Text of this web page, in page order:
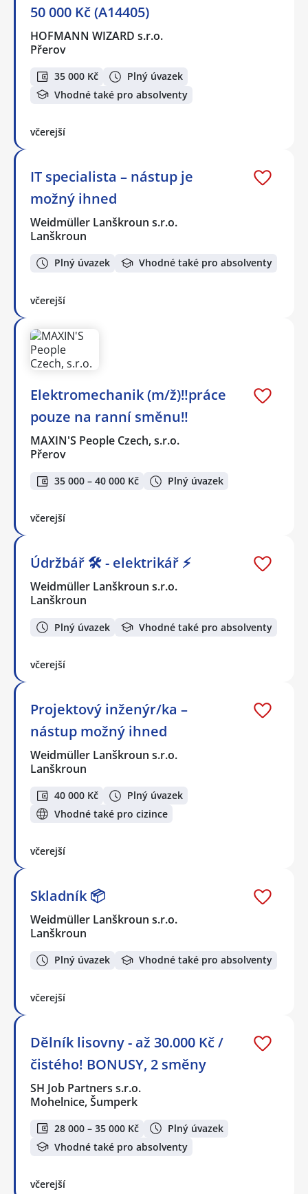
50 000 Kč (A14405)
HOFMANN WIZARD s.r.o.
Přerov
35 000 Kč
Plný úvazek
Vhodné také pro absolventy
včerejší
IT specialista – nástup je
možný ihned
Weidmüller Lanškroun s.r.o.
Lanškroun
Plný úvazek Vhodné také pro absolventy
včerejší
Elektromechanik (m/ž)‼️práce
pouze na ranní směnu‼️
MAXIN'S People Czech, s.r.o.
Přerov
35 000 – 40 000 Kč Plný úvazek
včerejší
Údržbář 🛠️ - elektrikář ⚡
Weidmüller Lanškroun s.r.o.
Lanškroun
Plný úvazek Vhodné také pro absolventy
včerejší
Projektový inženýr/ka –
nástup možný ihned
Weidmüller Lanškroun s.r.o.
Lanškroun
40 000 Kč
Plný úvazek
Vhodné také pro cizince
včerejší
Skladník 📦
Weidmüller Lanškroun s.r.o.
Lanškroun
Plný úvazek Vhodné také pro absolventy
včerejší
Dělník lisovny - až 30.000 Kč /
čistého! BONUSY, 2 směny
SH Job Partners s.r.o.
Mohelnice, Šumperk
28 000 – 35 000 Kč
Plný úvazek
Vhodné také pro absolventy
včerejší